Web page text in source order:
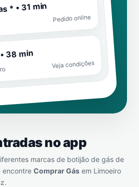
* • 31 min
Pedido online
38 min
Veja condições
no app
marcas de botijão de gás de
encontre Comprar Gás em Limoeiro